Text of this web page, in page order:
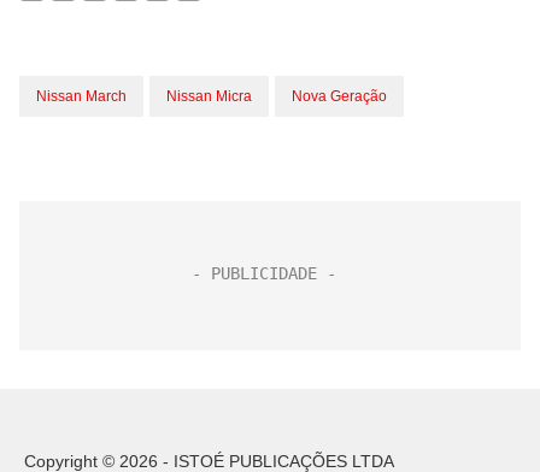
Nissan March Nissan Micra Nova Geração
Copyright © 2026 - ISTOÉ PUBLICAÇÕES LTDA